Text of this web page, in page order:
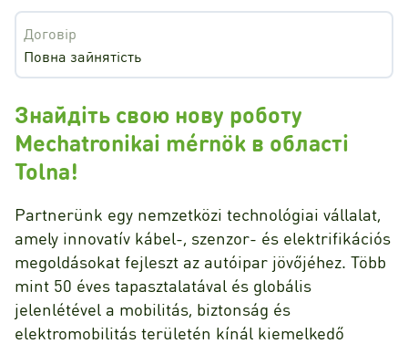
Договір
Повна зайнятість
Знайдіть свою нову роботу
Mechatronikai mérnök в області
Tolna!
Partnerünk egy nemzetközi technológiai vállalat,
amely innovatív kábel-, szenzor- és elektrifikációs
megoldásokat fejleszt az autóipar jövőjéhez. Több
mint 50 éves tapasztalatával és globális
jelenlétével a mobilitás, biztonság és
elektromobilitás területén kínál kiemelkedő